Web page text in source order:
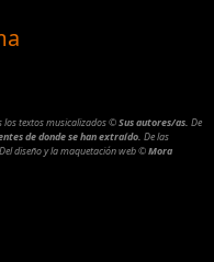
los textos musicalizados©Sus autores/as. De
de donde se han extraído. De las
Del diseño y la maquetación web©Mora